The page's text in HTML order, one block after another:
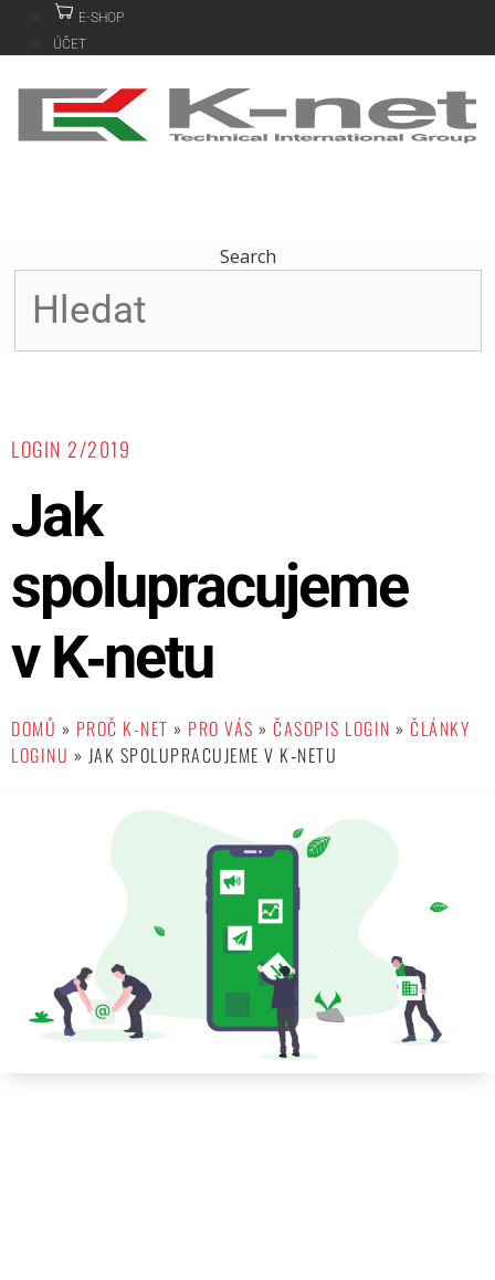
Přeskočit E-SHOP
ÚČET
Search
LOGIN 2/2019
Jak
spolupracujeme
v K‑netu
DOMŮ » PROČ K-NET » PRO VÁS » ČASOPIS LOGIN » ČLÁNKY
LOGINU » JAK SPOLUPRACUJEME V K‑NETU